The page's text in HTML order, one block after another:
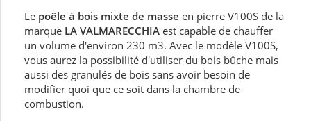
Le poêle à bois mixte de masse en pierre V100S de la
marque LA VALMARECCHIA est capable de chauffer
un volume d'environ 230 m3. Avec le modèle V100S,
vous aurez la possibilité d'utiliser du bois bûche mais
aussi des granulés de bois sans avoir besoin de
modifier quoi que ce soit dans la chambre de
combustion.